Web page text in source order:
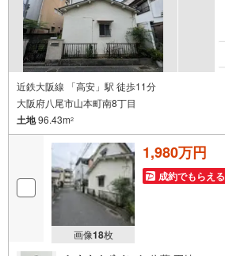
近鉄大阪線 「高安」駅 徒歩11分
大阪府八尾市山本町南8丁目
土地96.43m2
画像18枚
1,980万円
成約でもらえる